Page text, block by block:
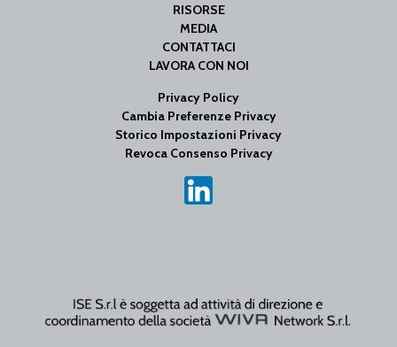
RISORSE
MEDIA
CONTATTACI
LAVORA CON NOI
Privacy Policy
Cambia Preferenze Privacy
Storico Impostazioni Privacy
Revoca Consenso Privacy